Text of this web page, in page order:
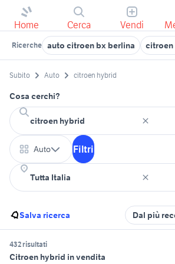
Home Cerca Vendi
Ricerche auto citroen bx berlina citroen
Subito Auto citroen hybrid
Cosa cerchi?
Auto Filtri
Salva ricerca Dal più
432 risultati
Citroen hybrid in vendita